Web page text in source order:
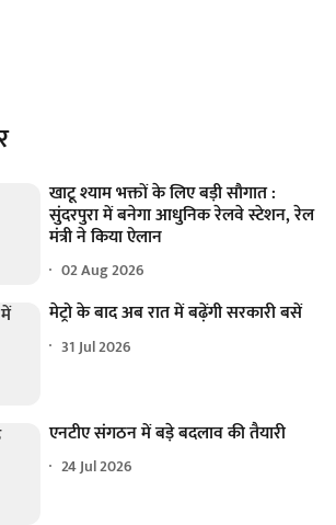
खाटू श्याम भक्तों के लिए बड़ी सौगात :
सुंदरपुरा में बनेगा आधुनिक रेलवे स्टेशन, रेल
मंत्री ने किया ऐलान
02 Aug 2026
मेट्रो के बाद अब रात में बढ़ेंगी सरकारी बसें
31 Jul 2026
एनटीए संगठन में बड़े बदलाव की तैयारी
24 Jul 2026